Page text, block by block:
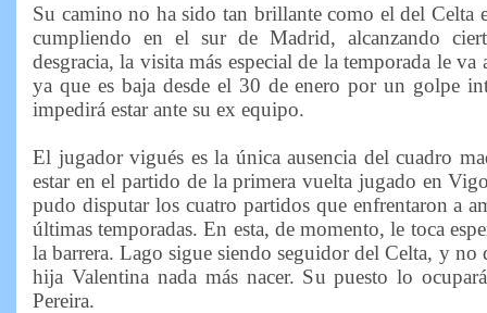
Su camino no ha sido tan brillante como el del Celta
cumpliendo en el sur de Madrid, alcanzando
desgracia, la visita más especial de la temporada le
ya que es baja desde el 30 de enero por un golpe
impedirá estar ante su ex equipo.
El jugador vigués es la única ausencia del cuadro
estar en el partido de la primera vuelta jugado en
pudo disputar los cuatro partidos que enfrentaron a
últimas temporadas. En esta, de momento, le toca
la barrera. Lago sigue siendo seguidor del Celta, y no
hija Valentina nada más nacer. Su puesto lo
Pereira.